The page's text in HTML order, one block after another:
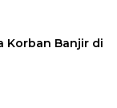
Korban Banjir di